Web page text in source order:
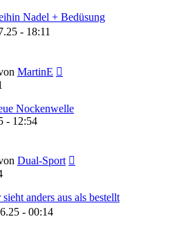
Nadel + Bedüsung
- 18:11
MartinE
Nockenwelle
- 12:54
Dual-Sport
anders aus als bestellt
- 00:14